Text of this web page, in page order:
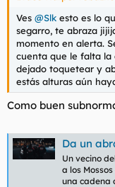
Ves @Slk esto es lo
segarro, te abraza
momento en alerta.
cuenta que le falta la
dejado toquetear y
estás alturas aún
Como buen
Da un abrazo a un
Un vecino
a los
una cadena